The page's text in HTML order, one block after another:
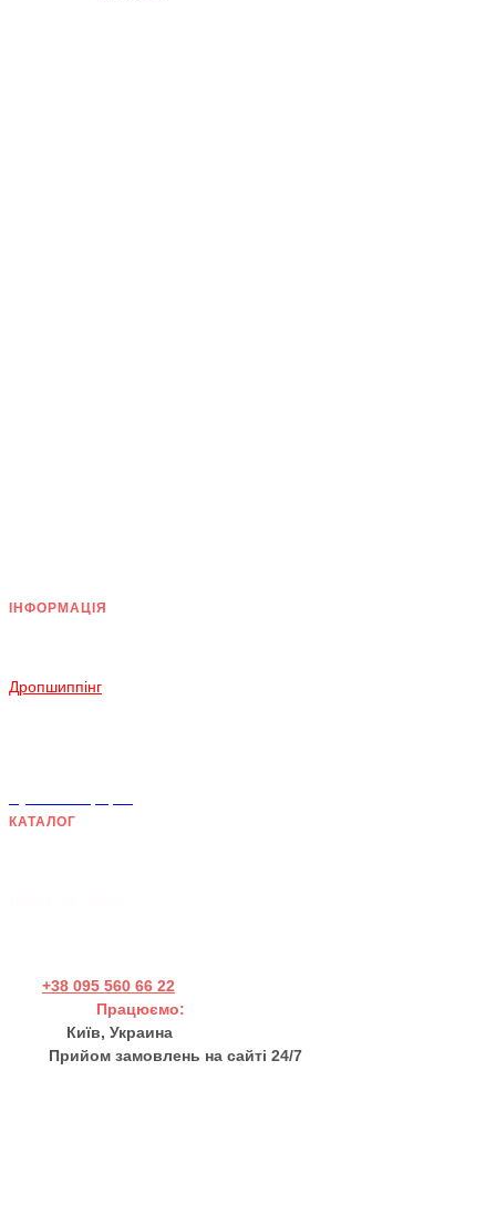
ІНФОРМАЦІЯ
Дропшиппінг
КАТАЛОГ
+38 095 560 66 22
Працюємо:
Київ, Украина
Прийом замовлень на сайті 24/7